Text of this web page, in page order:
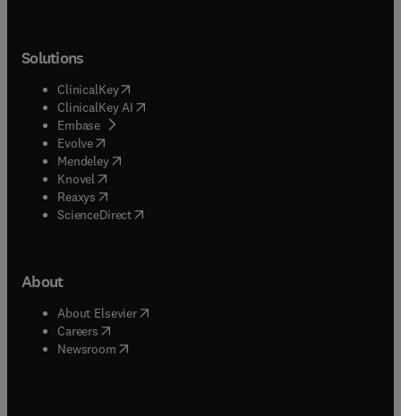
Solutions
ClinicalKey(opens in new tab/window
ClinicalKey AI opens in new tab/window
Embase( opens in new tab/window
Evolve(opens in new tab/window
Mendeley( opens in new tab/window
Knovel (opens in new tab/window
Reaxys (opens in new tab/window
ScienceDirect(opens in new tab/window
About
About Elsevier( opens in new tab/window
Careers opens in new tab/window
Newsroom( opens in new tab/window